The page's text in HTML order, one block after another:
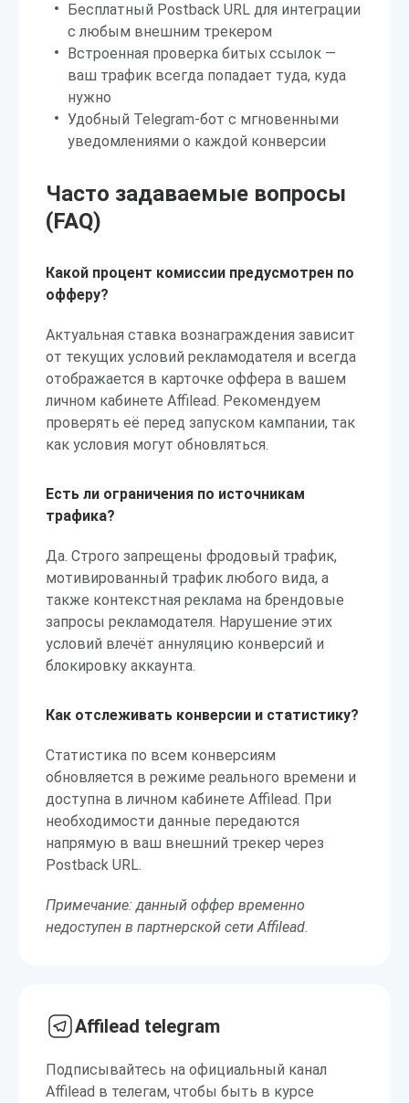
Бесплатный Postback URL для интеграции
с любым внешним трекером
Встроенная проверка битых ссылок —
ваш трафик всегда попадает туда, куда
нужно
Удобный Telegram-бот с мгновенными
уведомлениями о каждой конверсии
Часто задаваемые вопросы
(FAQ)
Какой процент комиссии предусмотрен по
офферу?
Актуальная ставка вознаграждения зависит
от текущих условий рекламодателя и всегда
отображается в карточке оффера в вашем
личном кабинете Affilead. Рекомендуем
проверять её перед запуском кампании, так
как условия могут обновляться.
Есть ли ограничения по источникам
трафика?
Да. Строго запрещены фродовый трафик,
мотивированный трафик любого вида, а
также контекстная реклама на брендовые
запросы рекламодателя. Нарушение этих
условий влечёт аннуляцию конверсий и
блокировку аккаунта.
Как отслеживать конверсии и статистику?
Статистика по всем конверсиям
обновляется в режиме реального времени и
доступна в личном кабинете Affilead. При
необходимости данные передаются
напрямую в ваш внешний трекер через
Postback URL.
Примечание: данный оффер временно
недоступен в партнерской сети Affilead.
Affilead telegram
Подписывайтесь на официальный канал
Affilead в телегам, чтобы быть в курсе